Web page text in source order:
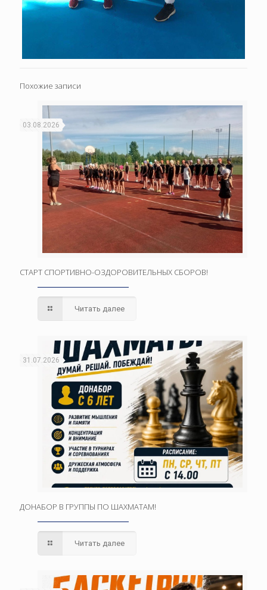
Похожие записи
03.08.2026
СТАРТ СПОРТИВНО-ОЗДОРОВИТЕЛЬНЫХ СБОРОВ!
Читать далее
31.07.2026
ДОНАБОР В ГРУППЫ ПО ШАХМАТАМ!
Читать далее